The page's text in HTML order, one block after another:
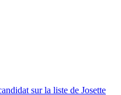
sur la liste de Josette